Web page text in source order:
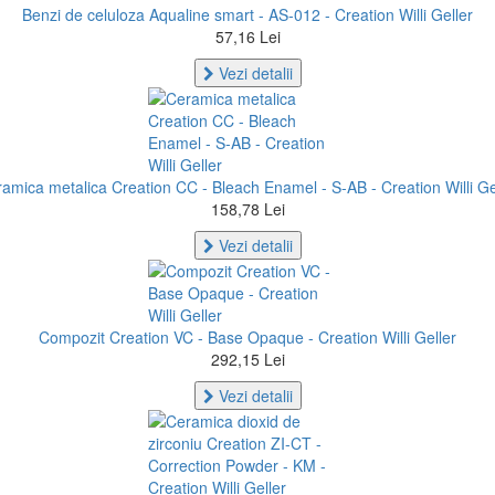
Benzi de celuloza Aqualine smart - AS-012 - Creation Willi Geller
57,16 Lei
Vezi detalii
metalica Creation CC - Bleach Enamel - S-AB - Creation Willi
158,78 Lei
Vezi detalii
Compozit Creation VC - Base Opaque - Creation Willi Geller
292,15 Lei
Vezi detalii